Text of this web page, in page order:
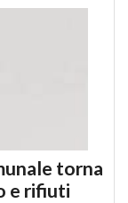
torna
e rifiuti